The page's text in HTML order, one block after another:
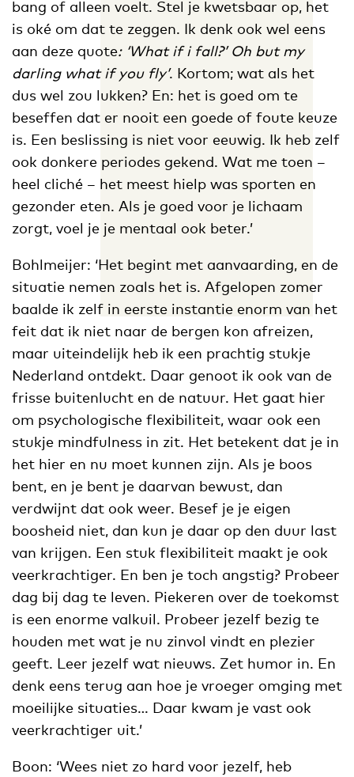
bang of alleen voelt. Stel je kwetsbaar op, het
is oké om dat te zeggen. Ik denk ook wel eens
aan deze quote: ‘What if i fall?’ Oh but my
darling what if you fly’. Kortom; wat als het
dus wel zou lukken? En: het is goed om te
beseffen dat er nooit een goede of foute keuze
is. Een beslissing is niet voor eeuwig. Ik heb zelf
ook donkere periodes gekend. Wat me toen –
heel cliché – het meest hielp was sporten en
gezonder eten. Als je goed voor je lichaam
zorgt, voel je je mentaal ook beter.’
Bohlmeijer: ‘Het begint met aanvaarding, en de
situatie nemen zoals het is. Afgelopen zomer
baalde ik zelf in eerste instantie enorm van het
feit dat ik niet naar de bergen kon afreizen,
maar uiteindelijk heb ik een prachtig stukje
Nederland ontdekt. Daar genoot ik ook van de
frisse buitenlucht en de natuur. Het gaat hier
om psychologische flexibiliteit, waar ook een
stukje mindfulness in zit. Het betekent dat je in
het hier en nu moet kunnen zijn. Als je boos
bent, en je bent je daarvan bewust, dan
verdwijnt dat ook weer. Besef je je eigen
boosheid niet, dan kun je daar op den duur last
van krijgen. Een stuk flexibiliteit maakt je ook
veerkrachtiger. En ben je toch angstig? Probeer
dag bij dag te leven. Piekeren over de toekomst
is een enorme valkuil. Probeer jezelf bezig te
houden met wat je nu zinvol vindt en plezier
geeft. Leer jezelf wat nieuws. Zet humor in. En
denk eens terug aan hoe je vroeger omging met
moeilijke situaties… Daar kwam je vast ook
veerkrachtiger uit.’
Boon: ‘Wees niet zo hard voor jezelf, heb